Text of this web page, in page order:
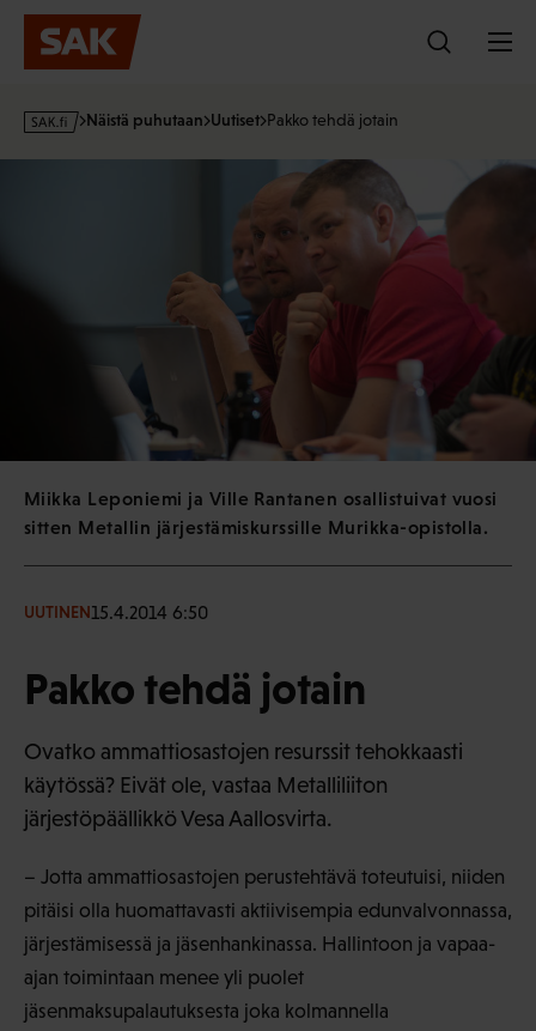
Hyppää
sisältöön
s
Näistä puhutaan Uutiset Pakko tehdä jotain
Miikka Leponiemi ja Ville Rantanen osallistuivat vuosi
sitten Metallin järjestämiskurssille Murikka-opistolla.
UUTINEN15.4.2014 6:50
Pakko tehdä jotain
Ovatko ammattiosastojen resurssit tehokkaasti
käytössä? Eivät ole, vastaa Metalliliiton
järjestöpäällikkö Vesa Aallosvirta.
– Jotta ammattiosastojen perustehtävä toteutuisi, niiden
pitäisi olla huomattavasti aktiivisempia edunvalvonnassa,
järjestämisessä ja jäsenhankinassa. Hallintoon ja vapaa-
ajan toimintaan menee yli puolet
jäsenmaksupalautuksesta joka kolmannella